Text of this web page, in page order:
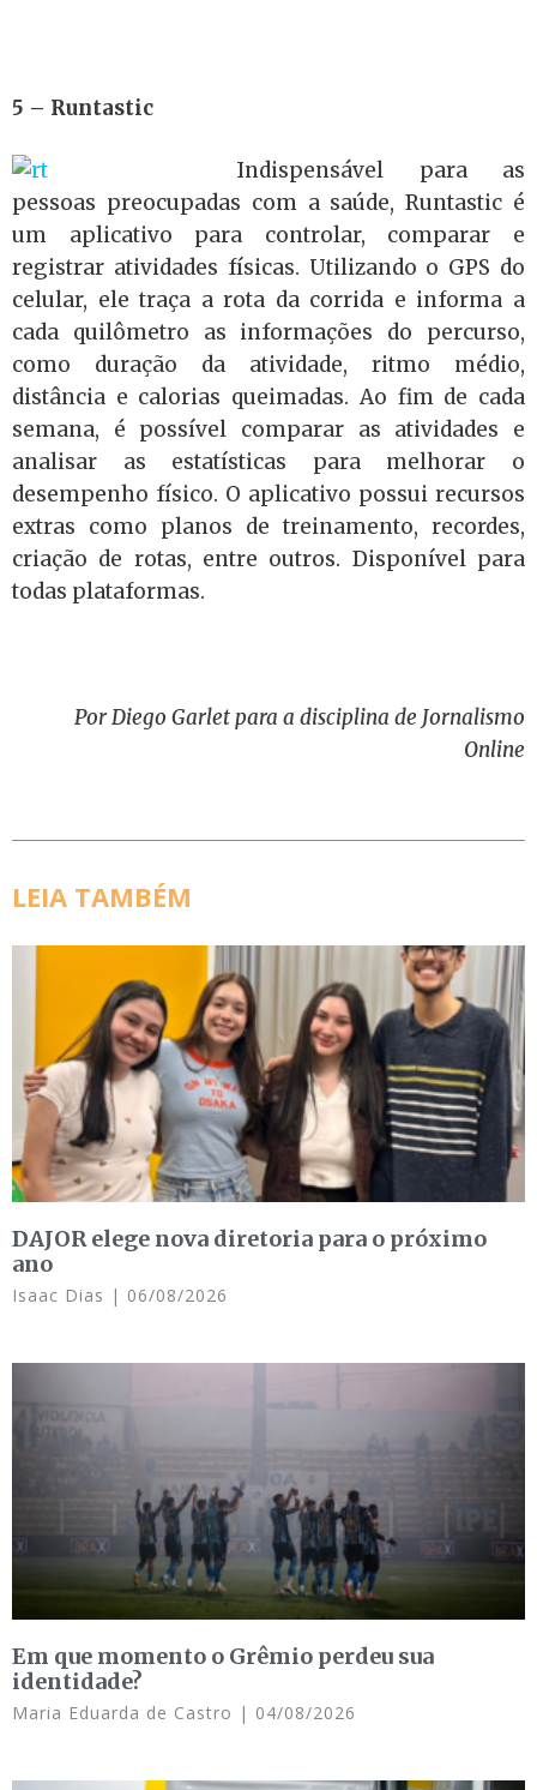
5 – Runtastic
Indispensável para as
pessoas preocupadas com a saúde, Runtastic é
um aplicativo para controlar, comparar e
registrar atividades físicas. Utilizando o GPS do
celular, ele traça a rota da corrida e informa a
cada quilômetro as informações do percurso,
como duração da atividade, ritmo médio,
distância e calorias queimadas. Ao fim de cada
semana, é possível comparar as atividades e
analisar as estatísticas para melhorar o
desempenho físico. O aplicativo possui recursos
extras como planos de treinamento, recordes,
criação de rotas, entre outros. Disponível para
todas plataformas.
Por Diego Garlet para a disciplina de Jornalismo
Online
LEIA TAMBÉM
DAJOR elege nova diretoria para o próximo
ano
Isaac Dias 06/08/2026
Em que momento o Grêmio perdeu sua
identidade?
Maria Eduarda de Castro 04/08/2026